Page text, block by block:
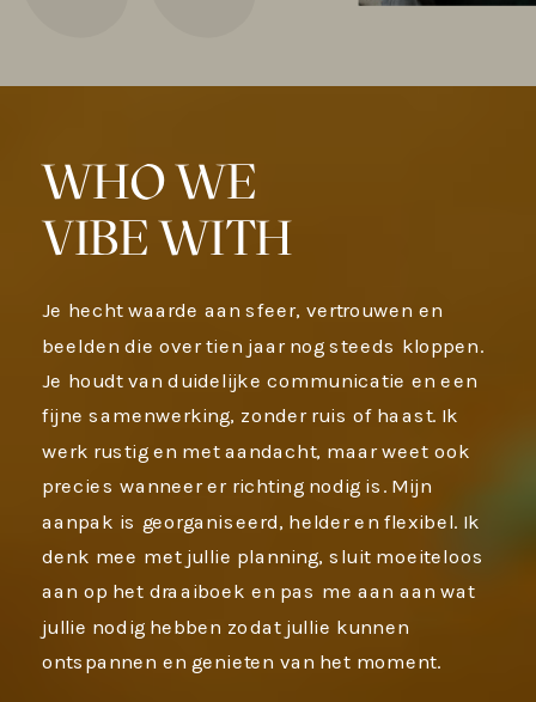
WHO WE
VIBE WITH
Je hecht waarde aan sfeer, vertrouwen en
beelden die over tien jaar nog steeds kloppen.
Je houdt van duidelijke communicatie en een
fijne samenwerking, zonder ruis of haast. Ik
werk rustig en met aandacht, maar weet ook
precies wanneer er richting nodig is. Mijn
aanpak is georganiseerd, helder en flexibel. Ik
denk mee met jullie planning, sluit moeiteloos
aan op het draaiboek en pas me aan aan wat
jullie nodig hebben zodat jullie kunnen
ontspannen en genieten van het moment.